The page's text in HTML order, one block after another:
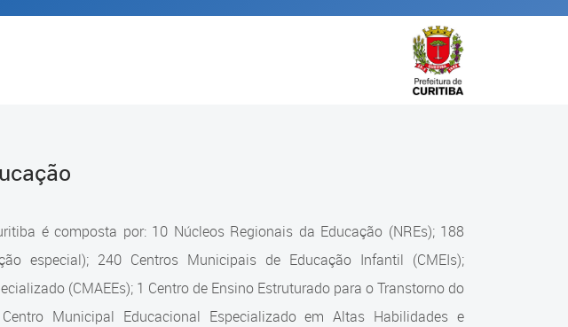
é composta por: 10 Núcleos Regionais da Educação (NREs); 188
especial); 240 Centros Municipais de Educação Infantil (CMEIs);
(CMAEEs); 1 Centro de Ensino Estruturado para o Transtorno do
Municipal Educacional Especializado em Altas Habilidades e